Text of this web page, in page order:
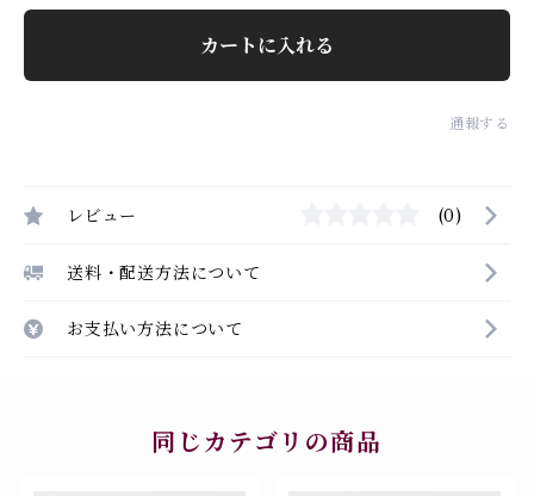
カートに入れる
通報する
レビュー (0)
送料・配送方法について
お支払い方法について
同じカテゴリの商品